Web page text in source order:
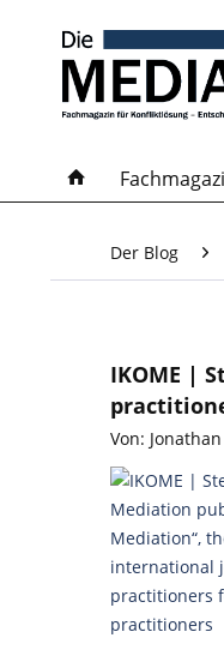
Der Blog
IKOME |
Von: